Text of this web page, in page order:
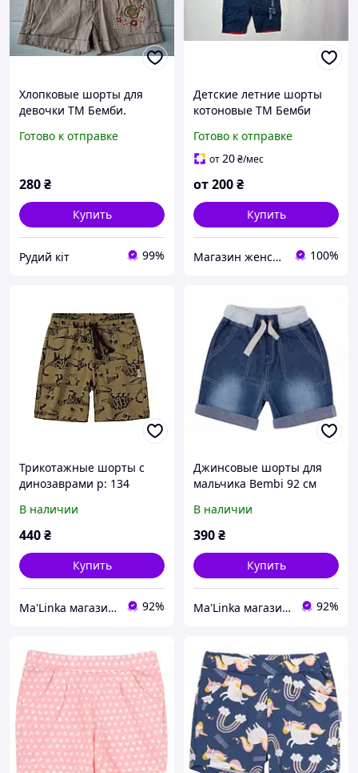
Хлопковые шорты для
девочки ТМ Бемби.
Готово к отправке
280₴
Купить
Рудий кіт 99%
Детские летние шорты
котоновые ТМ Бемби
Готово к отправке
от20₴/мес
от200₴
Купить
Магазин женской и детской одежды "Sunshine" 100%
Трикотажные шорты с
динозаврами р: 134
В наличии
440₴
Купить
Ma'Linka магазин дитячого одягу та взуття 92%
Джинсовые шорты для
мальчика Bembi 92 см
В наличии
390₴
Купить
Ma'Linka магазин дитячого одягу та взуття 92%